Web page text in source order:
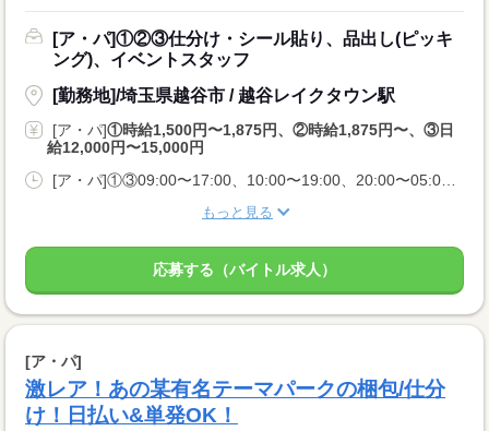
[ア・パ]①②③仕分け・シール貼り、品出し(ピッキ
ング)、イベントスタッフ
[勤務地]/埼玉県越谷市 / 越谷レイクタウン駅
[ア・パ]①時給1,500円〜1,875円、②時給1,875円〜、③日
給12,000円〜15,000円
もっと見る
応募する（バイトル求人）
[ア・パ]
激レア！あの某有名テーマパークの梱包/仕分
け！日払い&単発OK！